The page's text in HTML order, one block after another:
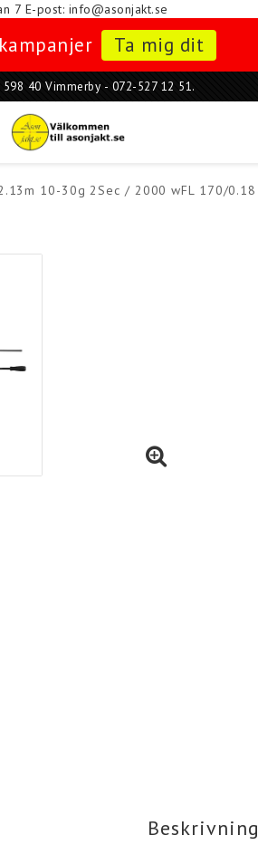
7 E-post: info@asonjakt.se
Ta mig dit
40 Vimmerby - 072-527 12 51.
10-30g 2Sec / 2000 wFL 170/0.18
Beskrivning